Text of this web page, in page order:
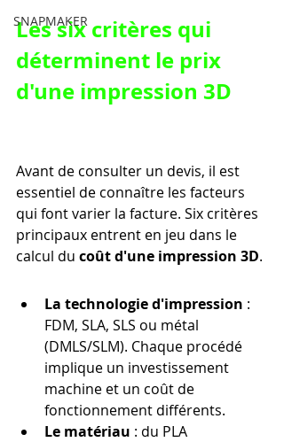
SNAPMAKER
Les six critères qui
déterminent le prix
d'une impression 3D
Avant de consulter un devis, il est
essentiel de connaître les facteurs
qui font varier la facture. Six critères
principaux entrent en jeu dans le
calcul du coût d'une impression 3D.
La technologie d'impression :
FDM, SLA, SLS ou métal
(DMLS/SLM). Chaque procédé
implique un investissement
machine et un coût de
fonctionnement différents.
Le matériau : du PLA